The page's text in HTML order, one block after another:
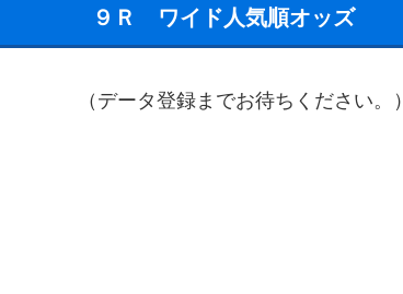
９Ｒ ワイド人気順オッズ
（データ登録までお待ちください。）